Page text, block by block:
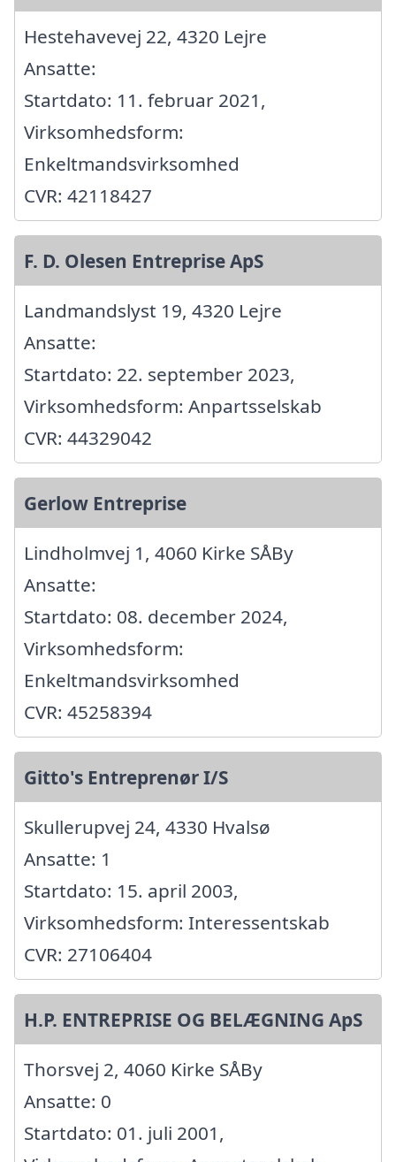
Hestehavevej 22, 4320 Lejre
Ansatte:
Startdato: 11. februar 2021,
Virksomhedsform:
Enkeltmandsvirksomhed
CVR: 42118427
F. D. Olesen Entreprise ApS
Landmandslyst 19, 4320 Lejre
Ansatte:
Startdato: 22. september 2023,
Virksomhedsform: Anpartsselskab
CVR: 44329042
Gerlow Entreprise
Lindholmvej 1, 4060 Kirke SÅBy
Ansatte:
Startdato: 08. december 2024,
Virksomhedsform:
Enkeltmandsvirksomhed
CVR: 45258394
Gitto's Entreprenør I/S
Skullerupvej 24, 4330 Hvalsø
Ansatte: 1
Startdato: 15. april 2003,
Virksomhedsform: Interessentskab
CVR: 27106404
H.P. ENTREPRISE OG BELÆGNING ApS
Thorsvej 2, 4060 Kirke SÅBy
Ansatte: 0
Startdato: 01. juli 2001,